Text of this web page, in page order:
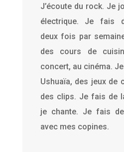
J’écoute du rock. Je
électrique. Je fais
deux fois par
des cours de
concert, au cinéma.
Ushuaïa, des jeux de
des clips. Je fais de
je chante. Je fais
avec mes copines.